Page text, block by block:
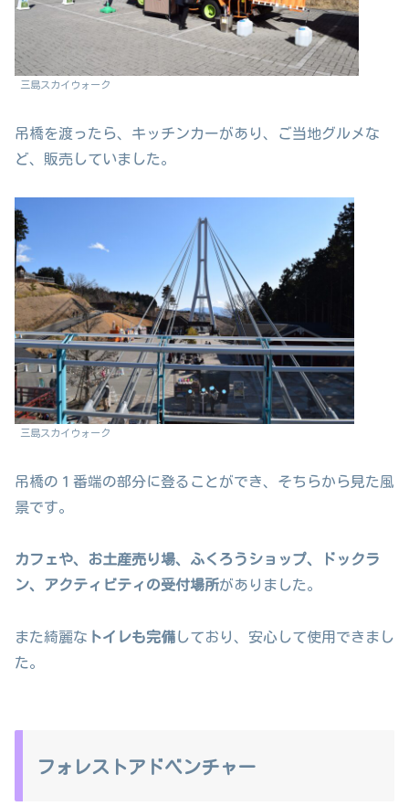
三島スカイウォーク
吊橋を渡ったら、キッチンカーがあり、ご当地グルメな
ど、販売していました。
三島スカイウォーク
吊橋の１番端の部分に登ることができ、そちらから見た風
景です。
カフェや、お土産売り場、ふくろうショップ、ドックラ
ン、アクティビティの受付場所がありました。
また綺麗な トイレも完備しており、安心して使用できまし
た。
フォレストアドベンチャー